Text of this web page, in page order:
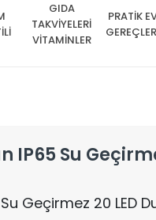
GIDA
TAKVİYELERİ
VİTAMİNLER
PRATİK
IP65 Su
Geçirmez 20 LED